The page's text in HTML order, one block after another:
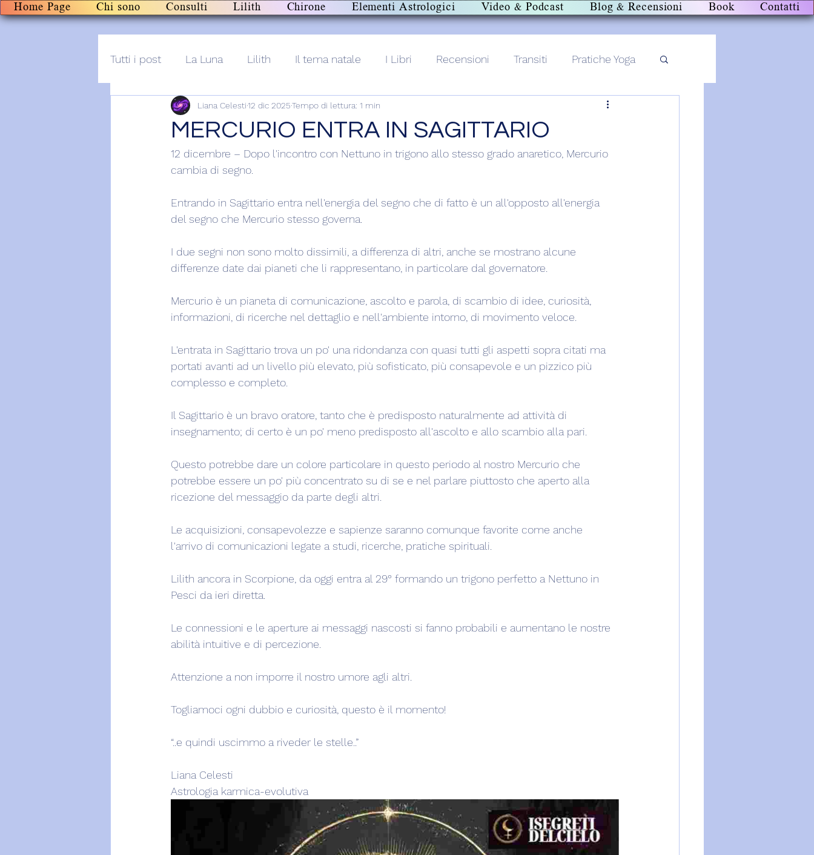
Home Page Chi sono Consulti Lilith Chirone Elementi Astrologici Video & Podcast Blog & Recensioni Book Contatti
Tutti i post La Luna Lilith Il tema natale I Libri Recensioni Transiti Pratiche Yoga
Post+audio Lilith+
MERCURIO ENTRA IN SAGITTARIO
Liana Celesti12 dic 2025Tempo di lettura: 1 min
12 dicembre – Dopo l'incontro con Nettuno in trigono allo stesso grado anaretico, Mercurio
cambia di segno.
Entrando in Sagittario entra nell'energia del segno che di fatto è un all'opposto all'energia
del segno che Mercurio stesso governa.
I due segni non sono molto dissimili, a differenza di altri, anche se mostrano alcune
differenze date dai pianeti che li rappresentano, in particolare dal governatore.
Mercurio è un pianeta di comunicazione, ascolto e parola, di scambio di idee, curiosità,
informazioni, di ricerche nel dettaglio e nell'ambiente intorno, di movimento veloce.
L'entrata in Sagittario trova un po' una ridondanza con quasi tutti gli aspetti sopra citati ma
portati avanti ad un livello più elevato, più sofisticato, più consapevole e un pizzico più
complesso e completo.
Il Sagittario è un bravo oratore, tanto che è predisposto naturalmente ad attività di
insegnamento; di certo è un po' meno predisposto all'ascolto e allo scambio alla pari.
Questo potrebbe dare un colore particolare in questo periodo al nostro Mercurio che
potrebbe essere un po' più concentrato su di se e nel parlare piuttosto che aperto alla
ricezione del messaggio da parte degli altri.
Le acquisizioni, consapevolezze e sapienze saranno comunque favorite come anche
l'arrivo di comunicazioni legate a studi, ricerche, pratiche spirituali.
Lilith ancora in Scorpione, da oggi entra al 29° formando un trigono perfetto a Nettuno in
Pesci da ieri diretta.
Le connessioni e le aperture ai messaggi nascosti si fanno probabili e aumentano le nostre
abilità intuitive e di percezione.
Attenzione a non imporre il nostro umore agli altri.
Togliamoci ogni dubbio e curiosità, questo è il momento!
“..e quindi uscimmo a riveder le stelle..”
Liana Celesti
Astrologia karmica-evolutiva